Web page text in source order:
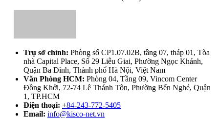
Trụ sở chính: Phòng số CP1.07.02B, tầng 07, tháp 01, Tòa
nhà Capital Place, Số 29 Liễu Giai, Phường Ngọc Khánh,
Quận Ba Đình, Thành phố Hà Nội, Việt Nam
Văn Phòng HCM: Phòng 04, Tầng 09, Vincom Center
Đồng Khởi, 72-74 Lê Thánh Tôn, Phường Bến Nghé, Quận
1, TP.HCM
Điện thoại: +84-243-772-5405
Email: info@kisco-net.vn